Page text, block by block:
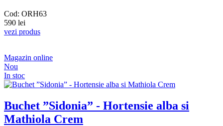
Cod: ORH63
590 lei
vezi produs
Magazin online
Nou
In stoc
Buchet ”Sidonia” - Hortensie alba si
Mathiola Crem